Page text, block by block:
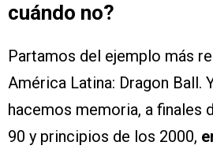
cuándo no?
Partamos del ejemplo más
América Latina: Dragon Ball.
hacemos memoria, a finales
90 y principios de los 2000,